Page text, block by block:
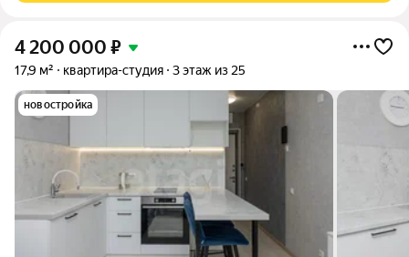
4 200 000 ₽
17,9 м² квартира-студия 3 этаж из 25
новостройка